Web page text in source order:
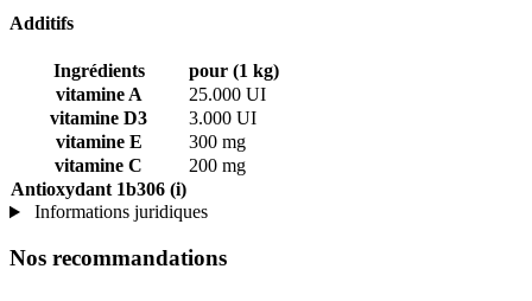
Additifs
Ingrédients
pour (1 kg)
vitamine A
25.000 UI
vitamine D3
3.000 UI
vitamine E
300 mg
vitamine C
200 mg
Antioxydant 1b306 (i)
Informations juridiques
Nos recommandations